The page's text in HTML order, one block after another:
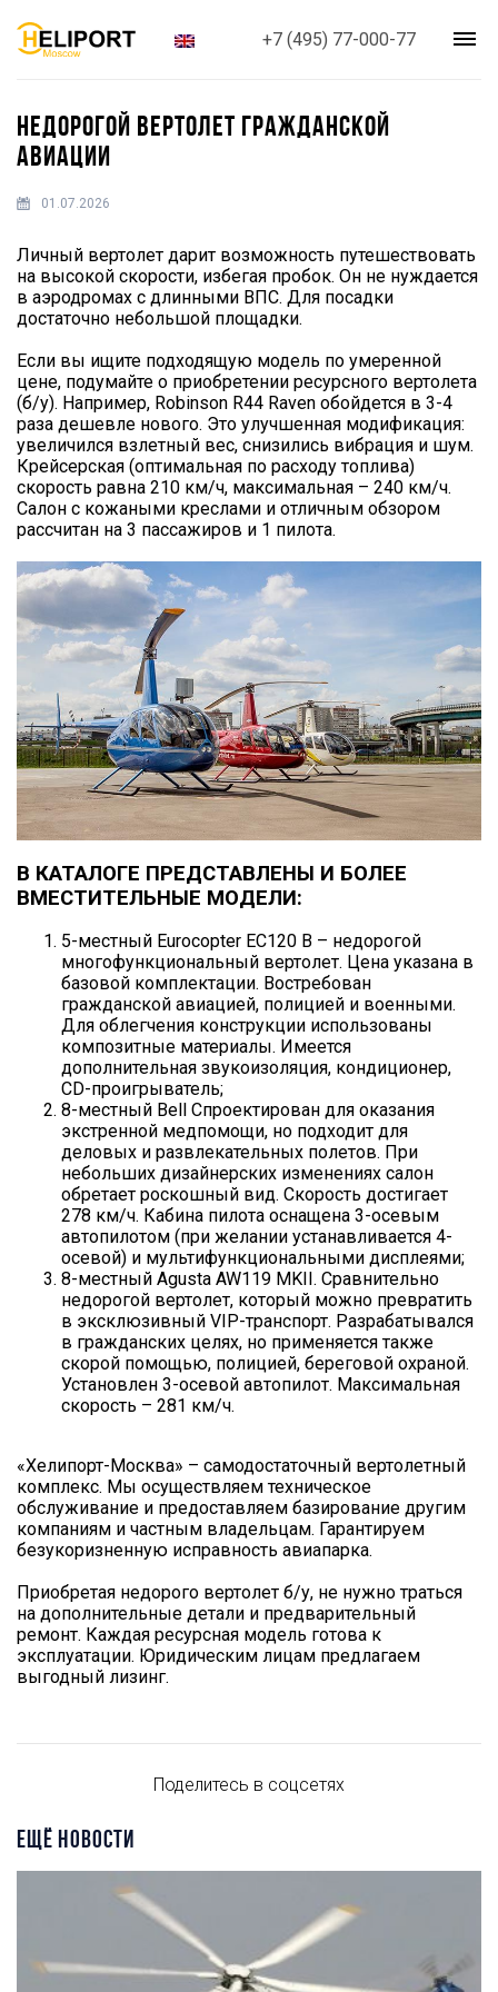
+7 (495) 77-000-77
НЕДОРОГОЙ ВЕРТОЛЕТ ГРАЖДАНСКОЙ
АВИАЦИИ
01.07.2026
Личный вертолет дарит возможность путешествовать
на высокой скорости, избегая пробок. Он не нуждается
в аэродромах с длинными ВПС. Для посадки
достаточно небольшой площадки.
Если вы ищите подходящую модель по умеренной
цене, подумайте о приобретении ресурсного вертолета
(б/у). Например, Robinson R44 Raven обойдется в 3-4
раза дешевле нового. Это улучшенная модификация:
увеличился взлетный вес, снизились вибрация и шум.
Крейсерская (оптимальная по расходу топлива)
скорость равна 210 км/ч, максимальная – 240 км/ч.
Салон с кожаными креслами и отличным обзором
рассчитан на 3 пассажиров и 1 пилота.
В КАТАЛОГЕ ПРЕДСТАВЛЕНЫ И БОЛЕЕ
ВМЕСТИТЕЛЬНЫЕ МОДЕЛИ:
5-местный Eurocopter EC120 B – недорогой
многофункциональный вертолет. Цена указана в
базовой комплектации. Востребован
гражданской авиацией, полицией и военными.
Для облегчения конструкции использованы
композитные материалы. Имеется
дополнительная звукоизоляция, кондиционер,
CD-проигрыватель;
8-местный Bell Спроектирован для оказания
экстренной медпомощи, но подходит для
деловых и развлекательных полетов. При
небольших дизайнерских изменениях салон
обретает роскошный вид. Скорость достигает
278 км/ч. Кабина пилота оснащена 3-осевым
автопилотом (при желании устанавливается 4-
осевой) и мультифункциональными дисплеями;
8-местный Agusta AW119 MKII. Сравнительно
недорогой вертолет, который можно превратить
в эксклюзивный VIP-транспорт. Разрабатывался
в гражданских целях, но применяется также
скорой помощью, полицией, береговой охраной.
Установлен 3-осевой автопилот. Максимальная
скорость – 281 км/ч.
«Хелипорт-Москва» – самодостаточный вертолетный
комплекс. Мы осуществляем техническое
обслуживание и предоставляем базирование другим
компаниям и частным владельцам. Гарантируем
безукоризненную исправность авиапарка.
Приобретая недорого вертолет б/у, не нужно траться
на дополнительные детали и предварительный
ремонт. Каждая ресурсная модель готова к
эксплуатации. Юридическим лицам предлагаем
выгодный лизинг.
Поделитесь в соцсетях
ЕЩЁ НОВОСТИ